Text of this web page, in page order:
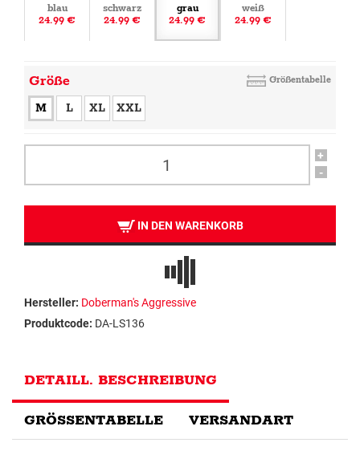
blau
24.99 €
schwarz
24.99 €
grau
24.99 €
weiß
24.99 €
Größe Größentabelle
M L XL XXL
+
-
IN DEN WARENKORB
Hersteller: Doberman's Aggressive
Produktcode: DA-LS136
DETAILL. BESCHREIBUNG
GRÖSSENTABELLE VERSANDART